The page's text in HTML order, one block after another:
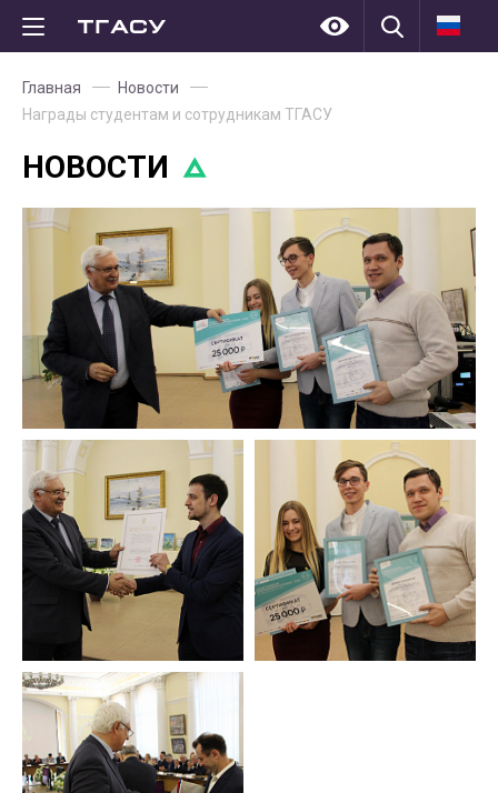
Главная
Новости
Награды студентам и сотрудникам ТГАСУ
НОВОСТИ